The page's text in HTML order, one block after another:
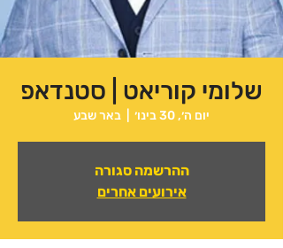
שלומי קוריאט | סטנדאפ
יום ה׳, 30 בינו׳ באר שבע
ההרשמה סגורה
אירועים אחרים